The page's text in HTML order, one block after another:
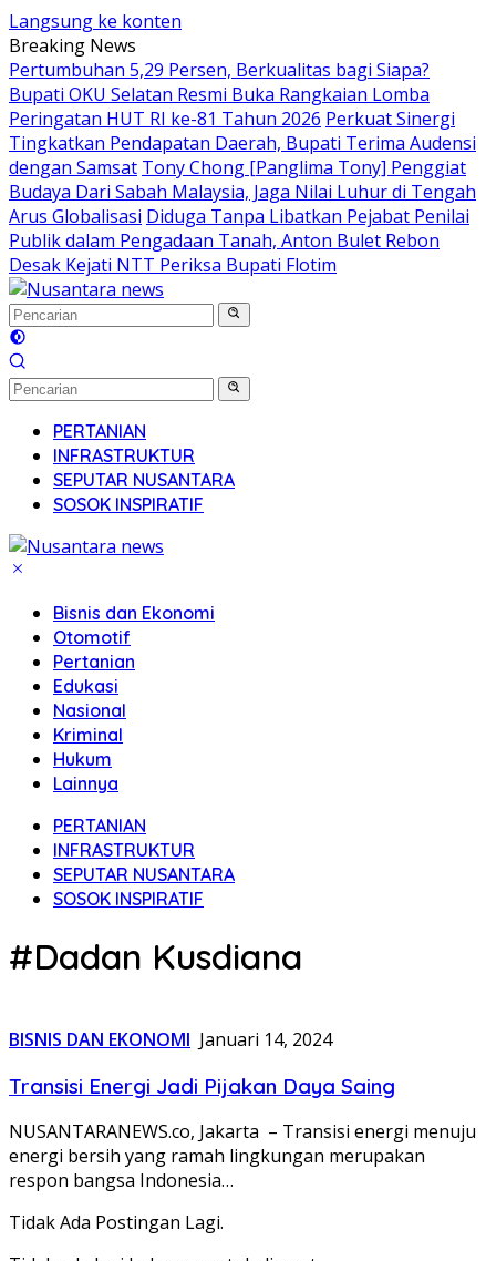
Langsung ke konten
Breaking News
Pertumbuhan 5,29 Persen, Berkualitas bagi Siapa?
Bupati OKU Selatan Resmi Buka Rangkaian Lomba
Peringatan HUT RI ke-81 Tahun 2026 Perkuat Sinergi
Tingkatkan Pendapatan Daerah, Bupati Terima Audensi
dengan Samsat Tony Chong [Panglima Tony] Penggiat
Budaya Dari Sabah Malaysia, Jaga Nilai Luhur di Tengah
Arus Globalisasi Diduga Tanpa Libatkan Pejabat Penilai
Publik dalam Pengadaan Tanah, Anton Bulet Rebon
Desak Kejati NTT Periksa Bupati Flotim
PERTANIAN
INFRASTRUKTUR
SEPUTAR NUSANTARA
SOSOK INSPIRATIF
Bisnis dan Ekonomi
Otomotif
Pertanian
Edukasi
Nasional
Kriminal
Hukum
Lainnya
PERTANIAN
INFRASTRUKTUR
SEPUTAR NUSANTARA
SOSOK INSPIRATIF
#Dadan Kusdiana
BISNIS DAN EKONOMI Januari 14, 2024
Transisi Energi Jadi Pijakan Daya Saing
NUSANTARANEWS.co, Jakarta – Transisi energi menuju
energi bersih yang ramah lingkungan merupakan
respon bangsa Indonesia…
Tidak Ada Postingan Lagi.